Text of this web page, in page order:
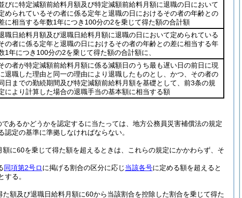
びに特定減額前給料月額及び特定減額前給料月額に退職の日において
められているその者に係る定年と退職の日におけるその者の年齢との
に相当する年数1年につき100分の2を乗じて得た額の合計額
職日給料月額及び退職日給料月額に退職の日において定められている
の者に係る定年と退職の日におけるその者の年齢との差に相当する年
1年につき100分の2を乗じて得た額の合計額に、
の者が特定減額前給料月額に係る減額日のうち最も遅い日の前日に現
退職した理由と同一の理由により退職したものとし、かつ、その者の
日までの勤続期間及び特定減額前給料月額を基礎として、前3条の規
により計算した場合の退職手当の基本額に相当する額
あるかどうかを認定するに当たっては、地方公務員災害補償法の規定
定の基準に準拠しなければならない。
に60を乗じて得た額を超えるときは、これらの規定にかかわらず、そ
同項第2号ロに掲げる割合の区分に応じ当該各号に定める額を超えると
する。
た額及び退職日給料月額に60から当該割合を控除した割合を乗じて得た